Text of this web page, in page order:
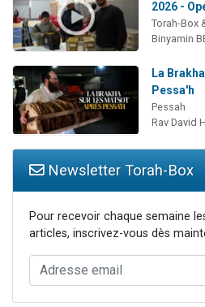
2026 -
Torah-Box
Binyamin
La
Pessa'h
Pessah
Rav David
Newsletter Torah-Box
Pour recevoir chaque semaine
articles, inscrivez-vous dès